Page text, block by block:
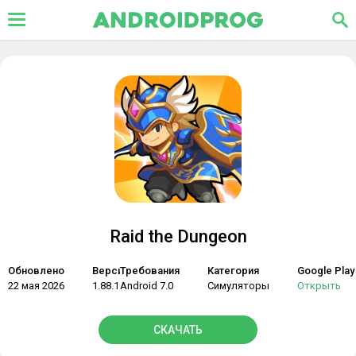
Raid the Dungeon
Обновлено
22 мая 2026
Версия
1.88.1
Требования
Android 7.0
Категория
Симуляторы
Google Play
Открыть
СКАЧАТЬ